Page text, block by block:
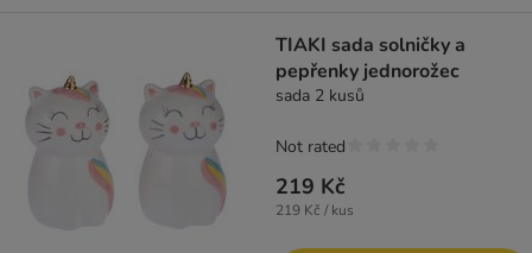
TIAKI sada solničky a
pepřenky jednorožec
sada 2 kusů
219 Kč
219 Kč / kus
Not rated